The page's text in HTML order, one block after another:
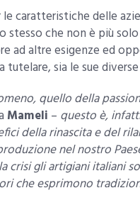
caratteristiche delle
stesso che non è più
ad altre esigenze ed
tutelare, sia le sue
quello della
Mameli – questo è,
della rinascita e del
nel nostro
crisi gli artigiani italiani
che esprimono